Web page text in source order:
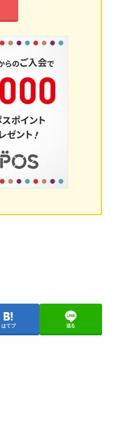
はてブ 送る